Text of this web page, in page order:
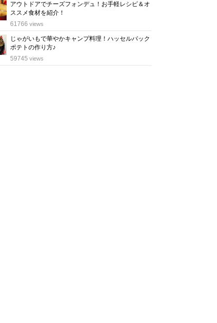
アウトドアでチーズフォンデュ！お手軽レシピ＆オ
ススメ食材を紹介！
61766 views
じゃがいもで華やかキャンプ料理！ハッセルバック
ポテトの作り方♪
59745 views